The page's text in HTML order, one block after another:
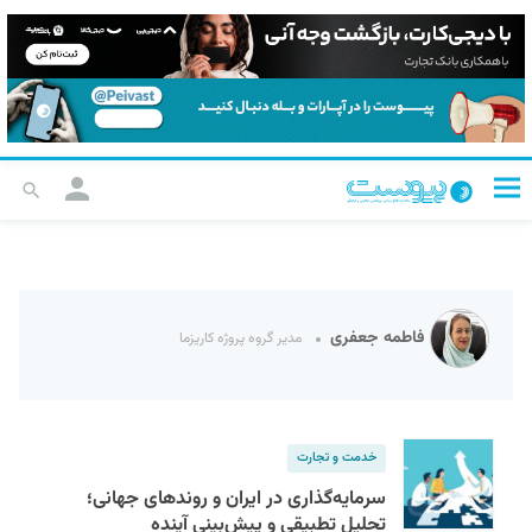
فاطمه جعفری ‌مدیر گروه پروژه کاریزما
خدمت و تجارت
سرمایه‌گذاری در ایران و روندهای جهانی؛
تحلیل تطبیقی و پیش‌بینی آینده